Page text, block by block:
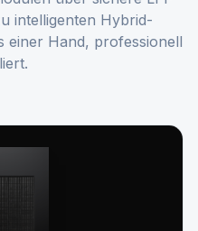
intelligenten Hybrid-
Hand, professionell